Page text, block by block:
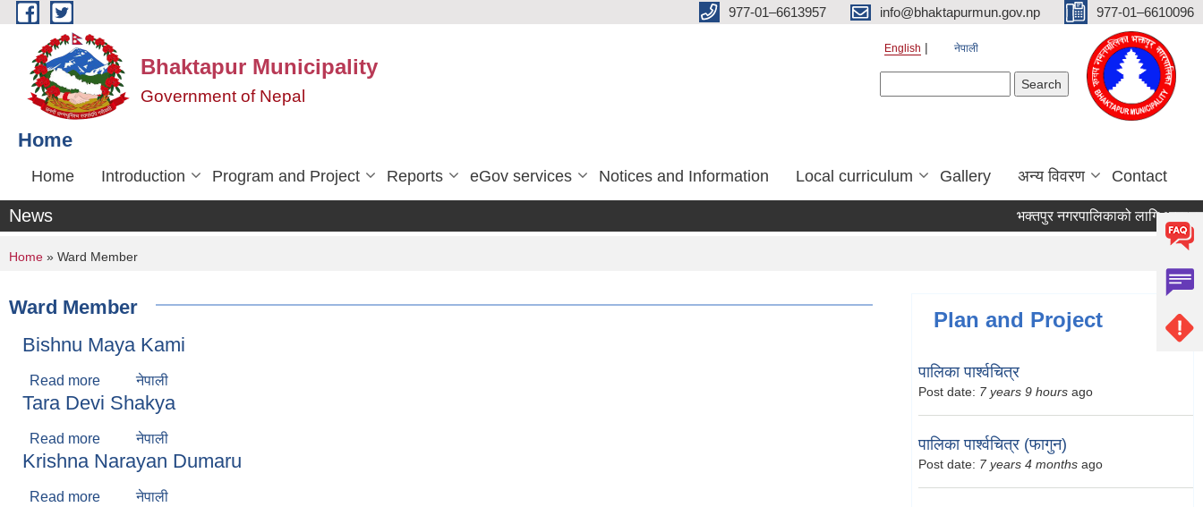
Skip to main content 977-01–6613957 info@bhaktapurmun.gov.np 977-01–6610096
Bhaktapur Municipality
Government of Nepal
English नेपाली
Home
Home Introduction Program and Project Reports eGov services Notices and Information Local curriculum Gallery अन्य विवरण Contact
News भक्तपुर नगरपालिकाको लागि आवश्यक
You are here
Home » Ward Member
Ward Member
Bishnu Maya Kami
Read more about Bishnu Maya Kami
नेपाली
Tara Devi Shakya
Read more about Tara Devi Shakya
नेपाली
Krishna Narayan Dumaru
Read more about Krishna Narayan Dumaru
नेपाली
Plan and Project
पालिका पार्श्वचित्र
Post date: 7 years 9 hours ago
पालिका पार्श्वचित्र (फागुन)
Post date: 7 years 4 months ago